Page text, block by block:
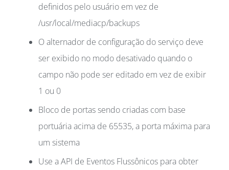
definidos pelo usuário em vez de
/usr/local/mediacp/backups
O alternador de configuração do serviço deve
ser exibido no modo desativado quando o
campo não pode ser editado em vez de exibir
1 ou 0
Bloco de portas sendo criadas com base
portuária acima de 65535, a porta máxima para
um sistema
Use a API de Eventos Flussônicos para obter